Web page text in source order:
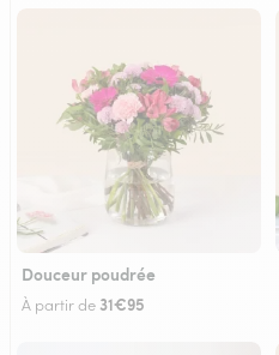
Douceur poudrée
À partir de 31€95